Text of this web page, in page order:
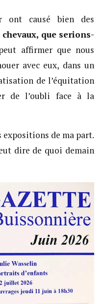
ont causé bien des
que serions-
affirmer que nous
avec eux, dans un
de l’équitation
de l’oubli face à la
expositions de ma part.
dire de quoi demain